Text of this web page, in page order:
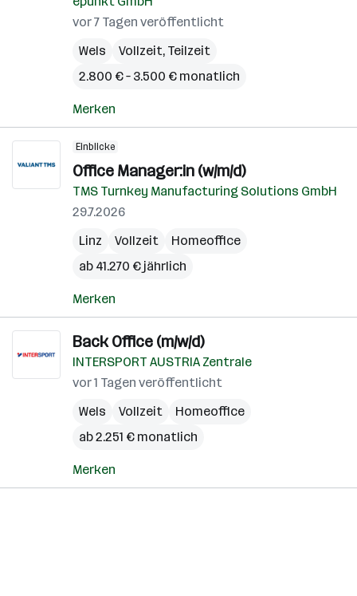
vor 7 Tagen veröffentlicht
Wels
Vollzeit, Teilzeit
2.800 € – 3.500 € monatlich
Merken
Einblicke
Office Manager:in (w/m/d)
TMS Turnkey Manufacturing Solutions GmbH
29.7.2026
Linz
Vollzeit
Homeoffice
ab 41.270 € jährlich
Merken
Back Office (m/w/d)
INTERSPORT AUSTRIA Zentrale
vor 1 Tagen veröffentlicht
Wels
Vollzeit
Homeoffice
ab 2.251 € monatlich
Merken